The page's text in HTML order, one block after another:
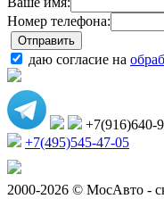
Номер телефона:
даю согласие на
+7(916)640-
+7(495)545-47-05
2000-2026 © МосАвто -